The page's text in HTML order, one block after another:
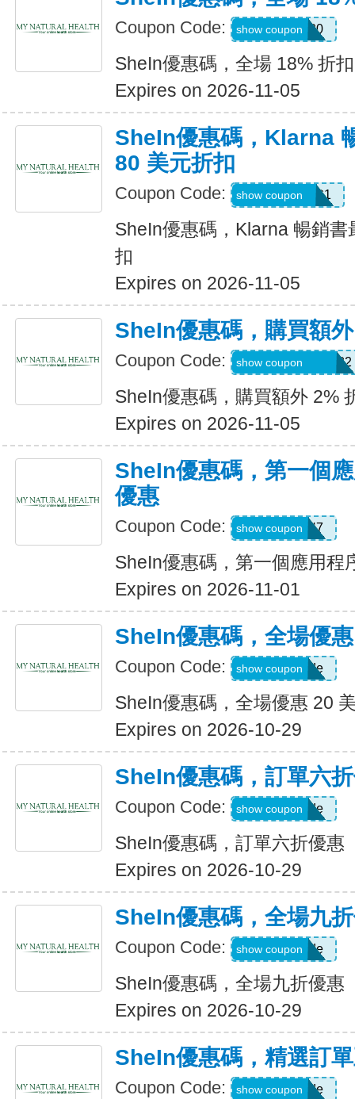
Coupon Code: JULY0B20
show coupon
SheIn優惠碼，全場 18% 折扣
Expires on 2026-11-05
SheIn優惠碼，Klarna
80 美元折扣
Coupon Code: KLARNAAUG1
show coupon
SheIn優惠碼，Klarna 暢銷
扣
Expires on 2026-11-05
SheIn優惠碼，購買額
Coupon Code: Coriannekotel7582
show coupon
SheIn優惠碼，購買額外 2%
Expires on 2026-11-05
SheIn優惠碼，第一個
優惠
Coupon Code: QTEK4N7
show coupon
SheIn優惠碼，第一個應用程
Expires on 2026-11-01
SheIn優惠碼，全場優
Coupon Code: Show Code
show coupon
SheIn優惠碼，全場優惠 20
Expires on 2026-10-29
SheIn優惠碼，訂單六
Coupon Code: Show Code
show coupon
SheIn優惠碼，訂單六折優惠
Expires on 2026-10-29
SheIn優惠碼，全場九
Coupon Code: Show Code
show coupon
SheIn優惠碼，全場九折優惠
Expires on 2026-10-29
SheIn優惠碼，精選訂
Coupon Code: Show Code
show coupon